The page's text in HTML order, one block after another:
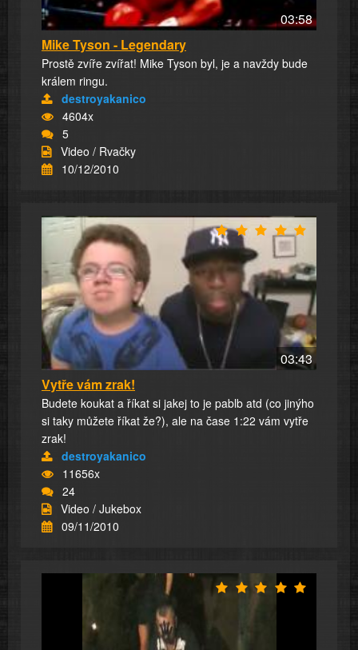
03:58
Mike Tyson - Legendary
Prostě zvíře zvířat! Mike Tyson byl, je a navždy bude
králem ringu.
destroyakanico
4604x
5
Video / Rvačky
10/12/2010
03:43
Vytře vám zrak!
Budete koukat a říkat si jakej to je pablb atd (co jinýho
si taky můžete říkat že?), ale na čase 1:22 vám vytře
zrak!
destroyakanico
11656x
24
Video / Jukebox
09/11/2010